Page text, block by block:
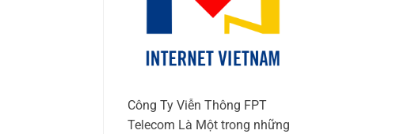
Công Ty Viễn Thông FPT
Telecom Là Một trong những